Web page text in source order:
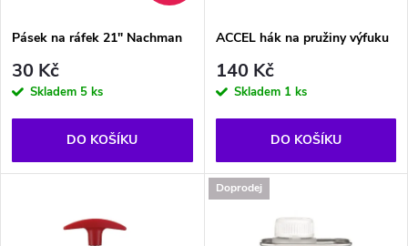
p
r
d
s
p
r
o
Pásek na ráfek 21" Nachman
30 Kč
Skladem 5 ks
DO KOŠÍKU
ACCEL hák na pružiny výfuku
140 Kč
Skladem 1 ks
DO KOŠÍKU
Doprodej